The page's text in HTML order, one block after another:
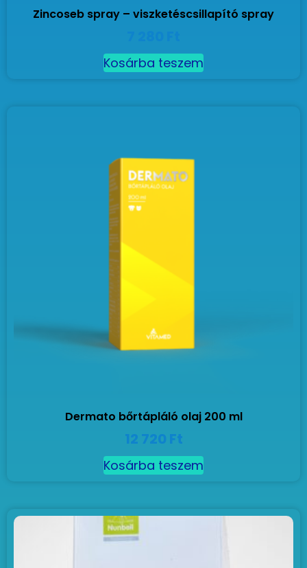
Zincoseb spray – viszketéscsillapító spray
Kosárba teszem
Dermato bőrtápláló olaj 200 ml
12 720 Ft
Kosárba teszem